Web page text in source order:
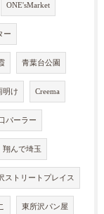
ONE'sMarket
ー
青葉台公園
明け Creema
パーラー
翔んで埼玉
ストリートプレイス
東所沢パン屋